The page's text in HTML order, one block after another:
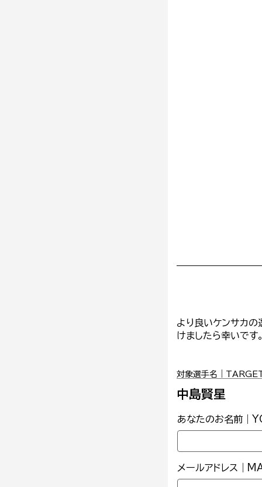
より良いケンサカ
けましたら幸いです。
対象選手名｜
中島賢星
あなたのお名前｜
メールアドレス｜